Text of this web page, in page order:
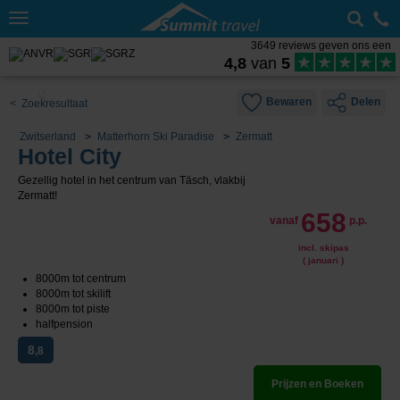
Toggle
3649 reviews geven ons een
4,8 van 5
< Zoekresultaat Bewaren Delen
Zwitserland Matterhorn Ski Paradise Zermatt
Hotel City
Gezellig hotel in het centrum van Täsch, vlakbij
Zermatt!
vanaf 658 p.p.
incl. skipas
( januari )
8000m tot centrum
8000m tot skilift
8000m tot piste
halfpension
8,8
Prijzen en Boeken